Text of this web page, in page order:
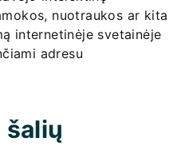
nuotraukos ar kita
internetinėje svetainėje
adresu